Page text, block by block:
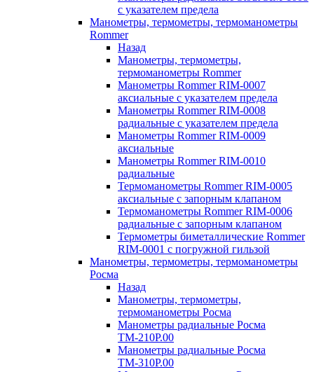
с указателем предела
Манометры, термометры, термоманометры
Rommer
Назад
Манометры, термометры,
термоманометры Rommer
Манометры Rommer RIM-0007
аксиальные с указателем предела
Манометры Rommer RIM-0008
радиальные с указателем предела
Манометры Rommer RIM-0009
аксиальные
Манометры Rommer RIM-0010
радиальные
Термоманометры Rommer RIM-0005
аксиальные с запорным клапаном
Термоманометры Rommer RIM-0006
радиальные с запорным клапаном
Термометры биметаллические Rommer
RIM-0001 с погружной гильзой
Манометры, термометры, термоманометры
Росма
Назад
Манометры, термометры,
термоманометры Росма
Манометры радиальные Росма
ТМ-210P.00
Манометры радиальные Росма
ТМ-310P.00